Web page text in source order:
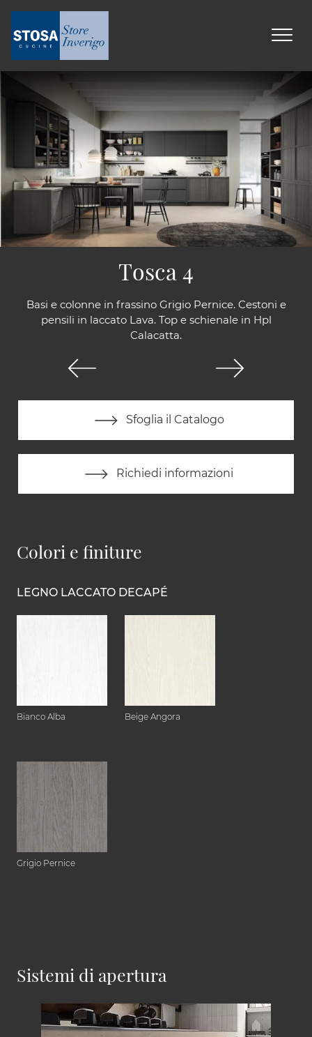
Basi e colonne in frassino Grigio Pernice. Cestoni e
pensili in laccato Lava. Top e schienale in Hpl
Calacatta.
Sfoglia il Catalogo
Richiedi informazioni
Tosca 4
Colori e finiture
LEGNO LACCATO DECAPÉ
Bianco Alba Beige Angora
Grigio Pernice
Sistemi di apertura